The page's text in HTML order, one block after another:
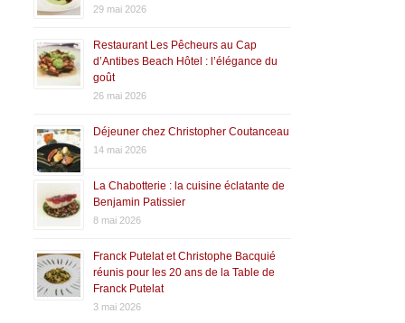
29 mai 2026
Restaurant Les Pêcheurs au Cap
d’Antibes Beach Hôtel : l’élégance du
goût
26 mai 2026
Déjeuner chez Christopher Coutanceau
14 mai 2026
La Chabotterie : la cuisine éclatante de
Benjamin Patissier
8 mai 2026
Franck Putelat et Christophe Bacquié
réunis pour les 20 ans de la Table de
Franck Putelat
3 mai 2026